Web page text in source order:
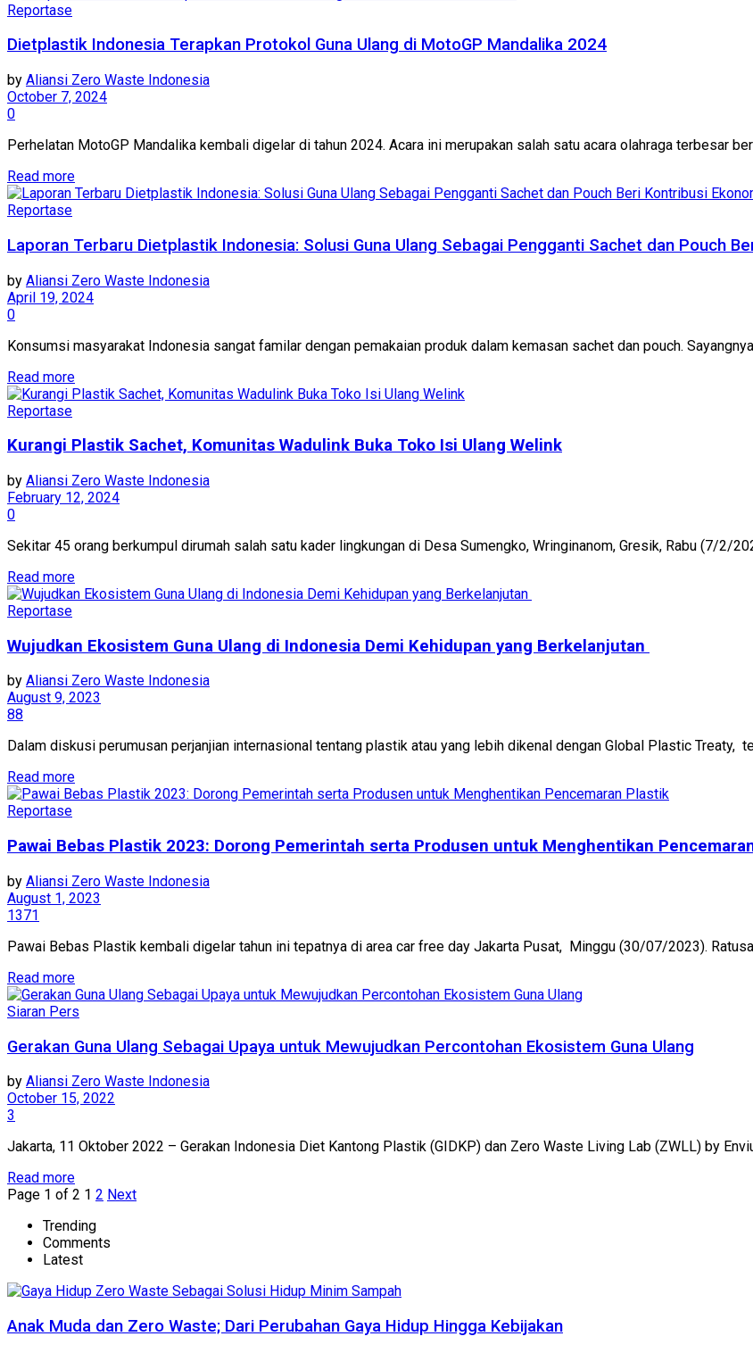
Reportase
Dietplastik Indonesia Terapkan Protokol Guna Ulang di MotoGP Mandalika 2024
by Aliansi Zero Waste Indonesia
October 7, 2024
0
Perhelatan MotoGP Mandalika kembali digelar di tahun 2024. Acara ini merupakan salah satu acara olahraga terbesar
Read more
Reportase
Laporan Terbaru Dietplastik Indonesia: Solusi Guna Ulang Sebagai Pengganti Sachet dan Pouch
by Aliansi Zero Waste Indonesia
April 19, 2024
0
Konsumsi masyarakat Indonesia sangat familar dengan pemakaian produk dalam kemasan sachet dan pouch.
Read more
Reportase
Kurangi Plastik Sachet, Komunitas Wadulink Buka Toko Isi Ulang Welink
by Aliansi Zero Waste Indonesia
February 12, 2024
0
Sekitar 45 orang berkumpul dirumah salah satu kader lingkungan di Desa Sumengko, Wringinanom, Gresik, Rabu (7/2/
Read more
Reportase
Wujudkan Ekosistem Guna Ulang di Indonesia Demi Kehidupan yang Berkelanjutan
by Aliansi Zero Waste Indonesia
August 9, 2023
88
Dalam diskusi perumusan perjanjian internasional tentang plastik atau yang lebih dikenal dengan Global Plastic Treaty,
Read more
Reportase
Pawai Bebas Plastik 2023: Dorong Pemerintah serta Produsen untuk Menghentikan
by Aliansi Zero Waste Indonesia
August 1, 2023
1371
Pawai Bebas Plastik kembali digelar tahun ini tepatnya di area car free day Jakarta Pusat, Minggu (30/07/2023).
Read more
Siaran Pers
Gerakan Guna Ulang Sebagai Upaya untuk Mewujudkan Percontohan Ekosistem Guna Ulang
by Aliansi Zero Waste Indonesia
October 15, 2022
3
Jakarta, 11 Oktober 2022 – Gerakan Indonesia Diet Kantong Plastik (GIDKP) dan Zero Waste Living Lab (ZWLL) by
Read more
Page 1 of 2 1 2 Next
Trending
Comments
Latest
Anak Muda dan Zero Waste; Dari Perubahan Gaya Hidup Hingga Kebijakan